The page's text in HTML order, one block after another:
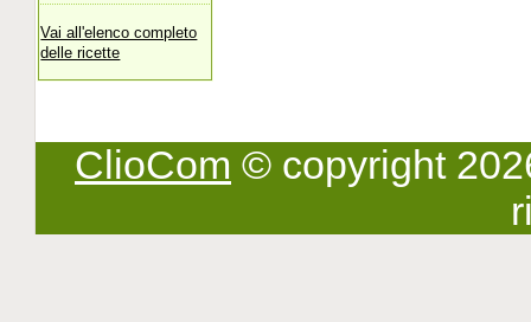
Vai all'elenco completo
delle ricette
ClioCom © copyright